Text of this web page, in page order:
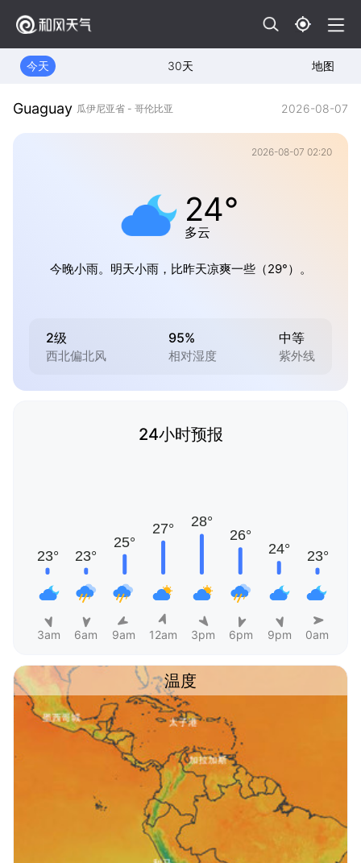
今天 30天 地图
Guaguay 瓜伊尼亚省 - 哥伦比亚 2026-08-07
2026-08-07 02:20
24°
多云
今晚小雨。明天小雨，比昨天凉爽一些（29°）。
2级
西北偏北风
95%
相对湿度
中等
紫外线
24小时预报
3am 6am 9am 12am 3pm 6pm 9pm 0am
温度